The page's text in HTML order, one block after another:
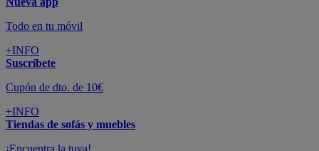
Todo en tu móvil
+INFO
Suscríbete
Cupón de dto. de 10€
+INFO
Tiendas de sofás y muebles
¡Encuentra la tuya!